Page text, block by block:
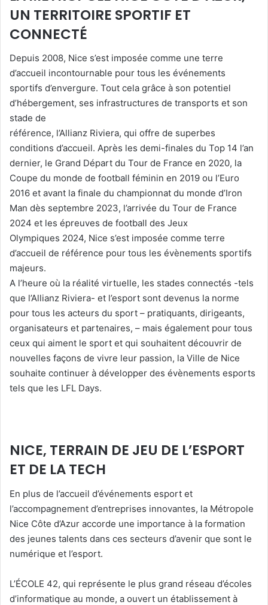
UN TERRITOIRE SPORTIF ET
CONNECTÉ
Depuis 2008, Nice s’est imposée comme une terre
d’accueil incontournable pour tous les événements
sportifs d’envergure. Tout cela grâce à son potentiel
d’hébergement, ses infrastructures de transports et son
stade de
référence, l’Allianz Riviera, qui offre de superbes
conditions d’accueil. Après les demi-finales du Top 14 l’an
dernier, le Grand Départ du Tour de France en 2020, la
Coupe du monde de football féminin en 2019 ou l’Euro
2016 et avant la finale du championnat du monde d’Iron
Man dès septembre 2023, l’arrivée du Tour de France
2024 et les épreuves de football des Jeux
Olympiques 2024, Nice s’est imposée comme terre
d’accueil de référence pour tous les évènements sportifs
majeurs.
A l’heure où la réalité virtuelle, les stades connectés -tels
que l’Allianz Riviera- et l’esport sont devenus la norme
pour tous les acteurs du sport – pratiquants, dirigeants,
organisateurs et partenaires, – mais également pour tous
ceux qui aiment le sport et qui souhaitent découvrir de
nouvelles façons de vivre leur passion, la Ville de Nice
souhaite continuer à développer des évènements esports
tels que les LFL Days.
NICE, TERRAIN DE JEU DE L’ESPORT
ET DE LA TECH
En plus de l’accueil d’événements esport et
l’accompagnement d’entreprises innovantes, la Métropole
Nice Côte d’Azur accorde une importance à la formation
des jeunes talents dans ces secteurs d’avenir que sont le
numérique et l’esport.
L’ÉCOLE 42, qui représente le plus grand réseau d’écoles
d’informatique au monde, a ouvert un établissement à